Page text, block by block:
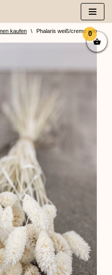
kaufen \ Phalaris weiß/creme gebleicht
0